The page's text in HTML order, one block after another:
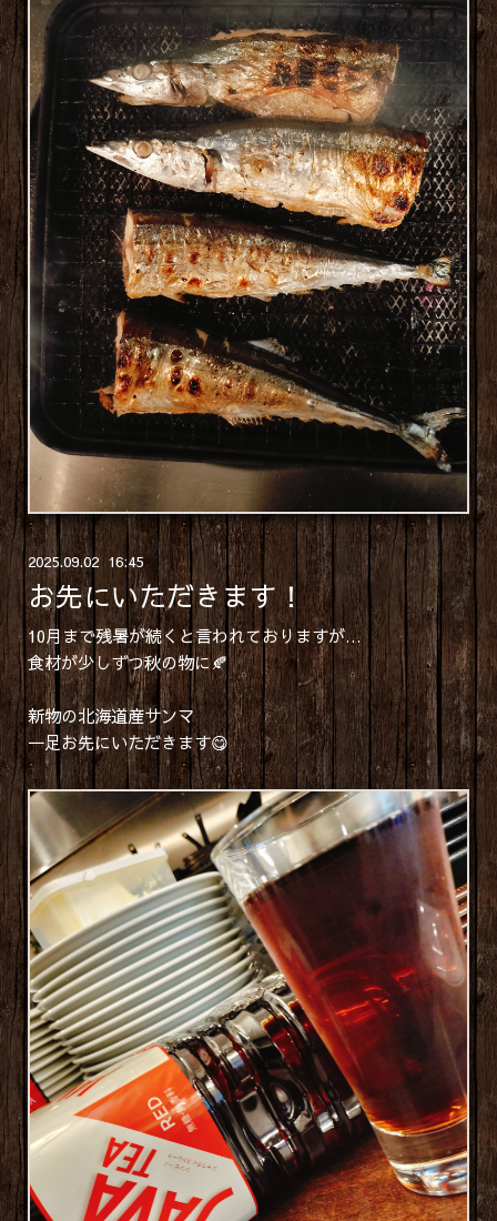
2025.09.02 16:45
お先にいただきます！
10月まで残暑が続くと言われておりますが…
食材が少しずつ秋の物に🍂
新物の北海道産サンマ
一足お先にいただきます😋